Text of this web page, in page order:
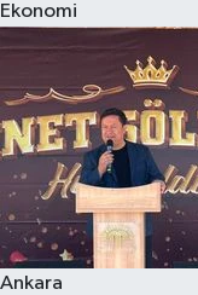
Ekonomi
Ankara